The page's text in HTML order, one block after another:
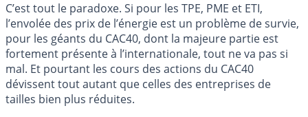
C’est tout le paradoxe. Si pour les TPE, PME et ETI,
l’envolée des prix de l’énergie est un problème de survie,
pour les géants du CAC40, dont la majeure partie est
fortement présente à l’internationale, tout ne va pas si
mal. Et pourtant les cours des actions du CAC40
dévissent tout autant que celles des entreprises de
tailles bien plus réduites.